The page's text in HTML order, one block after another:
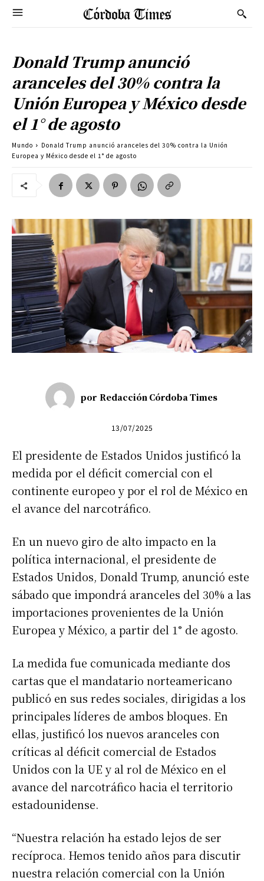
Donald Trump anunció
aranceles del 30% contra la
Unión Europea y México desde
el 1° de agosto
Mundo
Donald Trump anunció aranceles del 30% contra la Unión
Europea y México desde el 1° de agosto
por Redacción Córdoba Times
13/07/2025
El presidente de Estados Unidos justificó la
medida por el déficit comercial con el
continente europeo y por el rol de México en
el avance del narcotráfico.
En un nuevo giro de alto impacto en la
política internacional, el presidente de
Estados Unidos, Donald Trump, anunció este
sábado que impondrá aranceles del 30% a las
importaciones provenientes de la Unión
Europea y México, a partir del 1° de agosto.
La medida fue comunicada mediante dos
cartas que el mandatario norteamericano
publicó en sus redes sociales, dirigidas a los
principales líderes de ambos bloques. En
ellas, justificó los nuevos aranceles con
críticas al déficit comercial de Estados
Unidos con la UE y al rol de México en el
avance del narcotráfico hacia el territorio
estadounidense.
“Nuestra relación ha estado lejos de ser
recíproca. Hemos tenido años para discutir
nuestra relación comercial con la Unión